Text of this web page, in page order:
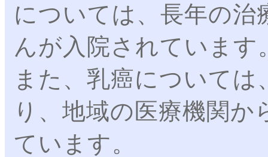
については、長年の治
んが入院されています
また、乳癌について
り、地域の医療機関
ています。